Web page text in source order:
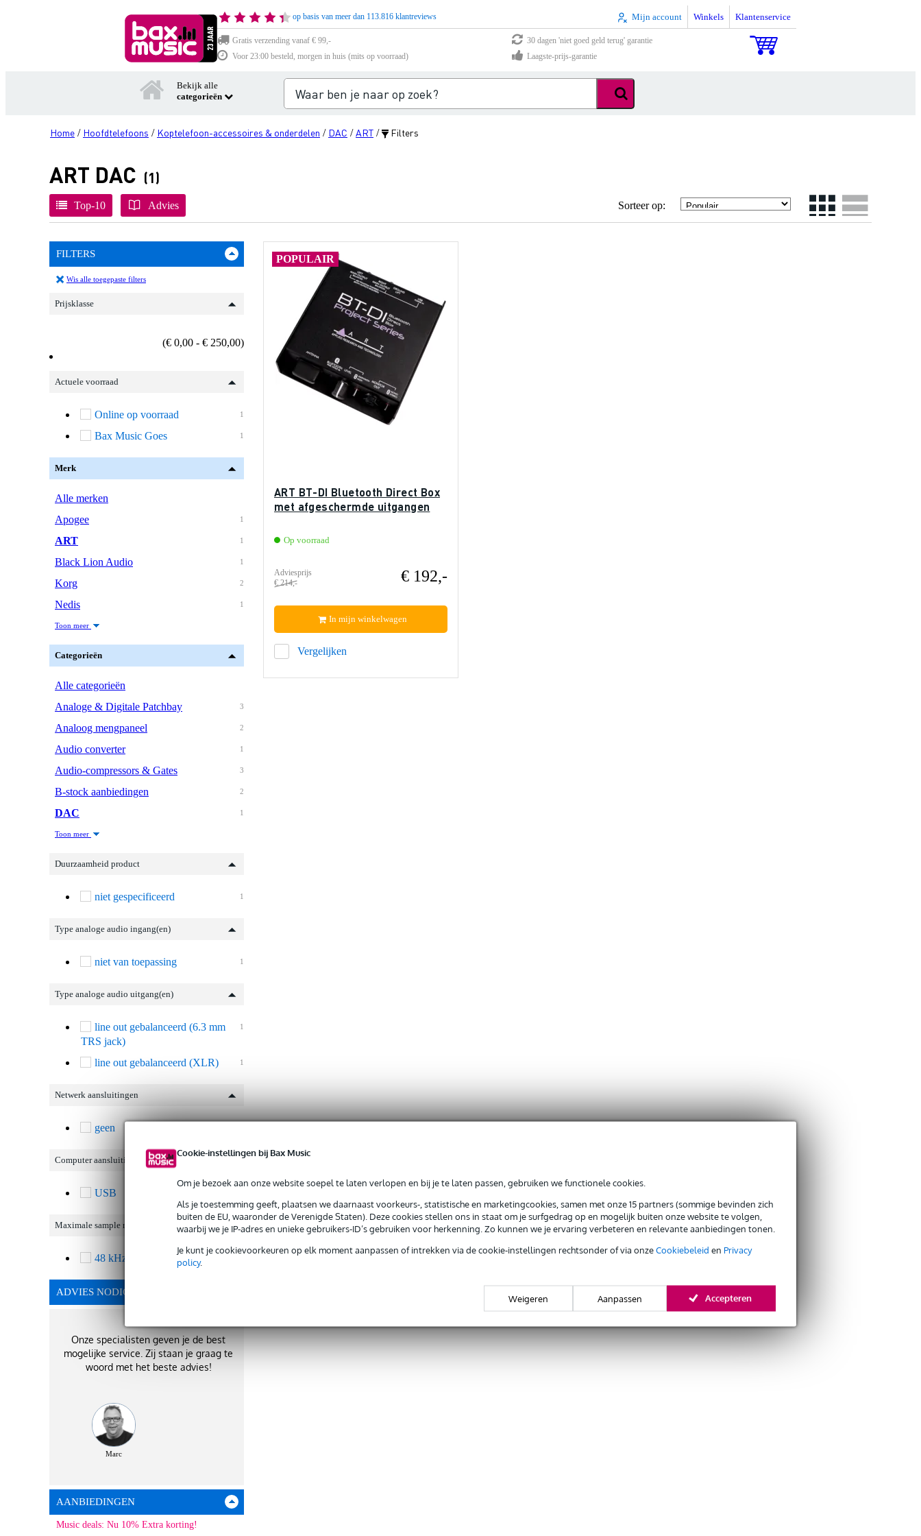
Cookie-instellingen bij Bax Music
Om je bezoek aan onze website soepel te laten verlopen en bij je te laten passen, gebruiken we functionele cookies.
Als je toestemming geeft, plaatsen we daarnaast voorkeurs-, statistische en marketingcookies, samen met onze 15 partners (sommige bevinden zich
buiten de EU, waaronder de Verenigde Staten). Deze cookies stellen ons in staat om je surfgedrag op en mogelijk buiten onze website te volgen,
waarbij we je IP-adres en unieke gebruikers-ID’s gebruiken voor herkenning. Zo kunnen we je ervaring verbeteren en relevante aanbiedingen tonen.
Je kunt je cookievoorkeuren op elk moment aanpassen of intrekken via de cookie-instellingen rechtsonder of via onzeCookiebeleid en Privacy
policy.
Weigeren Aanpassen Accepteren
op basis van meer dan 113.816 klantreviews Mijn account Winkels Klantenservice
Gratis verzending vanaf € 99,-
30 dagen 'niet goed geld terug' garantie
Voor 23:00 besteld, morgen in huis (mits op voorraad)
Laagste-prijs-garantie
Bekijk alle
categorieën
Home / Hoofdtelefoons / Koptelefoon-accessoires & onderdelen / DAC /ART / Filters
ART DAC (1)
Top-10 Advies Sorteer op:
FILTERS
Wis alle toegepaste filters
Prijsklasse
(€ 0,00 - € 250,00)
Actuele voorraad
1
Online op voorraad
1
Bax Music Goes
Merk
Alle merken
1
Apogee
1
ART
1
Black Lion Audio
2
Korg
1
Nedis
Toon meer
Categorieën
Alle categorieën
3
Analoge & Digitale Patchbay
2
Analoog mengpaneel
1
Audio converter
3
Audio-compressors & Gates
2
B-stock aanbiedingen
1
DAC
Toon meer
Duurzaamheid product
1
niet gespecificeerd
Type analoge audio ingang(en)
1
niet van toepassing
Type analoge audio uitgang(en)
1
line out gebalanceerd (6.3 mm
TRS jack)
1
line out gebalanceerd (XLR)
Netwerk aansluitingen
geen
Computer aansluiting
USB
Maximale sample rate
48 kHz
ADVIES NODIG?
Onze specialisten geven je de best
mogelijke service. Zij staan je graag te
woord met het beste advies!
Marc
AANBIEDINGEN
Music deals: Nu 10% Extra korting!
POPULAIR
ART BT-DI Bluetooth Direct Box
met afgeschermde uitgangen
Op voorraad
Adviesprijs
€ 214,-
€ 192,-
Vergelijken
In mijn winkelwagen